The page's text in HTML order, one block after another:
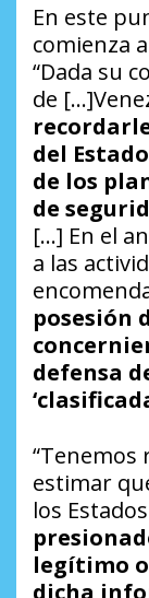
En este
comienza
“Dada su
de
del
de los
de
[…] En el
a las
posesión
defensa
“Tenemos
estimar
los
legítimo
dicha